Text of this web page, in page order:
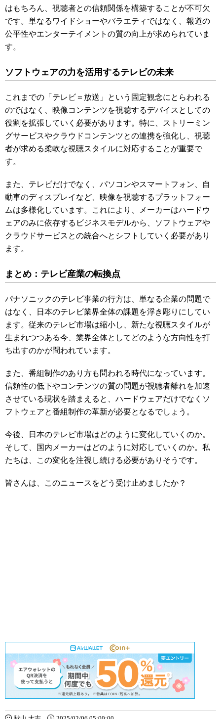
はもちろん、視聴者との信頼関係を構築することが不可欠
です。単なるワイドショーやバラエティではなく、報道の
公平性やエンターテイメントの質の向上が求められていま
す。
ソフトウェアの力を活用するテレビの未来
これまでの「テレビ＝放送」という固定観念にとらわれる
のではなく、映像コンテンツを視聴するデバイスとしての
役割を拡張していく必要があります。特に、ストリーミン
グサービスやクラウドコンテンツとの連携を強化し、視聴
者が求める柔軟な視聴スタイルに対応することが重要で
す。
また、テレビだけでなく、パソコンやスマートフォン、自
動車のディスプレイなど、映像を視聴するプラットフォー
ムは多様化しています。これにより、メーカーはハードウ
ェアのみに依存するビジネスモデルから、ソフトウェアや
クラウドサービスとの統合へとシフトしていく必要があり
ます。
まとめ：テレビ産業の転換点
パナソニックのテレビ事業の行方は、単なる企業の問題で
はなく、日本のテレビ業界全体の課題を浮き彫りにしてい
ます。従来のテレビ市場は縮小し、新たな視聴スタイルが
生まれつつある今、業界全体としてどのような方向性を打
ち出すのかが問われています。
また、番組制作のあり方も問われる時代になっています。
信頼性の低下やコンテンツの質の問題が視聴者離れを加速
させている現状を踏まえると、ハードウェアだけでなくソ
フトウェアと番組制作の革新が必要となるでしょう。
今後、日本のテレビ市場はどのように変化していくのか。
そして、国内メーカーはどのように対応していくのか。私
たちは、この変化を注視し続ける必要がありそうです。
皆さんは、このニュースをどう受け止めましたか？